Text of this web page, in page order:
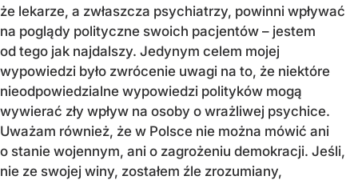
że lekarze, a zwłaszcza psychiatrzy, powinni wpływać
na poglądy polityczne swoich pacjentów – jestem
od tego jak najdalszy. Jedynym celem mojej
wypowiedzi było zwrócenie uwagi na to, że niektóre
nieodpowiedzialne wypowiedzi polityków mogą
wywierać zły wpływ na osoby o wrażliwej psychice.
Uważam również, że w Polsce nie można mówić ani
o stanie wojennym, ani o zagrożeniu demokracji. Jeśli,
nie ze swojej winy, zostałem źle zrozumiany,